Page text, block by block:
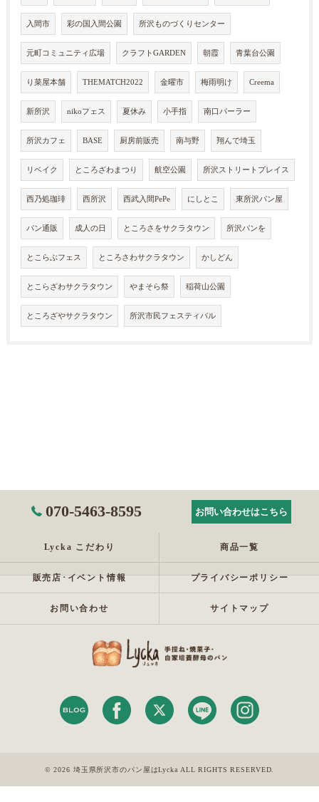
入間市 彩の国入間公園 所沢ものづくりセンター
元町コミュニティ広場 クラフトGARDEN 朝霞 青葉台公園
り菜屋本舗 THEMATCH2022 金曜市 梅雨明け Creema
新所沢 nikoフェス 夏休み 小手指 南口パーラー
所沢カフェ BASE 厨房前販売 南与野 翔んで埼玉
リベイク ところざわまつり 航空公園 所沢ストリートプレイス
西乃処珈琲 西所沢 西武入間PePe にしとこ 東所沢パン屋
パン通販 成人の日 ところさをサクラタウン 所沢パンを
とこらぶフェス ところさわサクラタウン かしどん
とこらざわサクラタウン やまそら祭 稲荷山公園
ところざやサクラタウン 所沢市民フェスティバル
070-5463-8595 お問い合わせはこちら
Lycka こだわり 商品一覧
販売店･イベント情報 プライバシーポリシー
お問い合わせ サイトマップ
© 2026 埼玉県所沢市のパン屋はLycka ALL RIGHTS RESERVED.